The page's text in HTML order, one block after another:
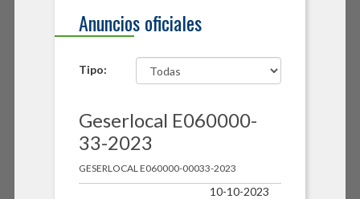
Anuncios oficiales
Tipo:
Geserlocal E060000-
33-2023
GESERLOCAL E060000-00033-2023
10-10-2023